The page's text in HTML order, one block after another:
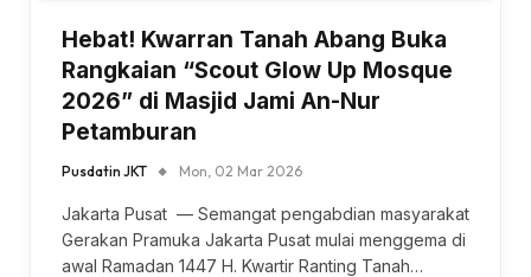
Hebat! Kwarran Tanah Abang Buka
Rangkaian “Scout Glow Up Mosque
2026” di Masjid Jami An-Nur
Petamburan
Pusdatin JKT Mon, 02 Mar 2026
Jakarta Pusat — Semangat pengabdian masyarakat
Gerakan Pramuka Jakarta Pusat mulai menggema di
awal Ramadan 1447 H. Kwartir Ranting Tanah…